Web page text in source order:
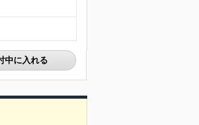
中に入れる